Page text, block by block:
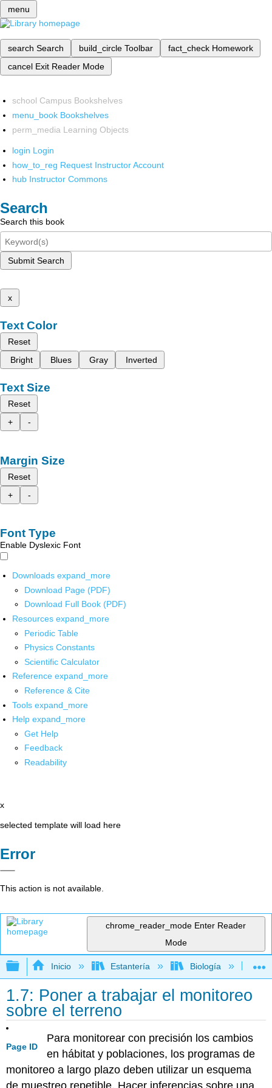
menu
search Search build_circle Toolbar fact_check Homework
cancel Exit Reader Mode
school Campus Bookshelves
menu_book Bookshelves
perm_media Learning Objects
login Login
how_to_reg Request Instructor Account
hub Instructor Commons
Search
Search this book
Submit Search
x
Text Color
Reset
Bright
Blues Gray Inverted
Text Size
Reset
+
-
Margin Size
Reset
+
-
Font Type
Enable Dyslexic Font
Downloads expand_more
Download Page (PDF)
Download Full Book (PDF)
Resources expand_more
Periodic Table
Physics Constants
Scientific Calculator
Reference expand_more
Reference & Cite
Tools expand_more
Help expand_more
Get Help
Feedback
Readability
x
selected template will load here
Error
This action is not available.
chrome_reader_mode Enter Reader
Mode
Expandir/contraer jerarquía global
Inicio Estantería Biología
1.7: Poner a trabajar el monitoreo
sobre el terreno
Page ID
Para monitorear con precisión los cambios
en hábitat y poblaciones, los programas de
monitoreo a largo plazo deben utilizar un esquema